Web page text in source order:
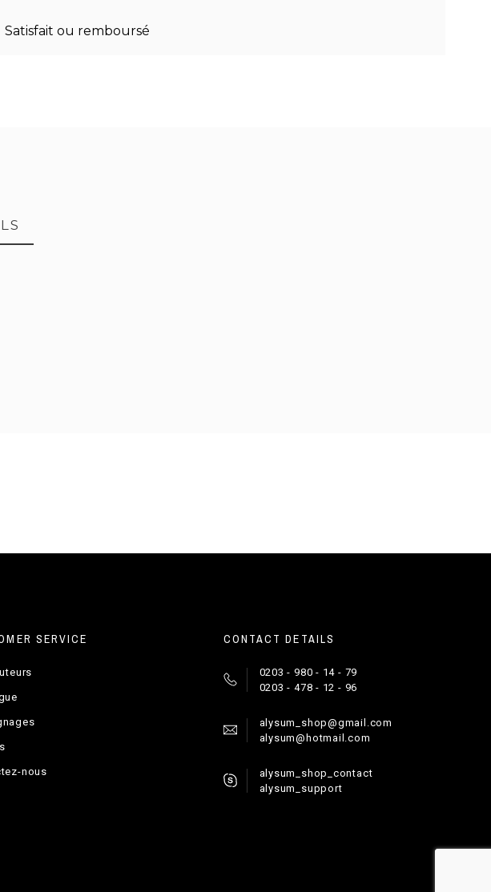
Satisfait ou remboursé
SERVICE
nous
CONTACT DETAILS
0203 - 980 - 14 - 79
0203 - 478 - 12 - 96
alysum_shop@gmail.com
alysum@hotmail.com
alysum_shop_contact
alysum_support